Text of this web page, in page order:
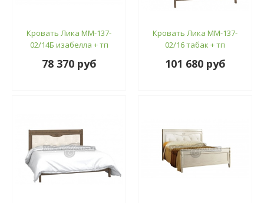
Кровать Лика ММ-137-
02/14Б изабелла + тп
78 370 руб
Кровать Лика ММ-137-
02/16 табак + тп
101 680 руб